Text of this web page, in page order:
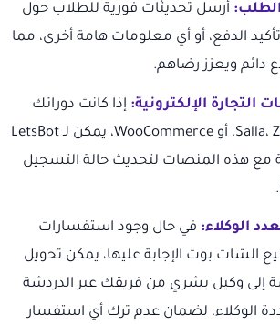
أرسل تحديثات فورية للطلاب حول
الدفع، أو أي معلومات هامة أخرى، مما
دائم ويعزز رضاهم.
الإلكترونية: إذا كانت دوراتك
معروضة على Salla، Zid، أو WooCommerce، يمكن لـ LetsBot
مع هذه المنصات لتحديث حالة التسجيل
الوكلاء: في حال وجود استفسارات
الشات بوت الإجابة عليها، يمكن تحويل
إلى وكيل بشري من فريقك عبر الدردشة
الوكلاء، لضمان عدم ترك أي استفسار